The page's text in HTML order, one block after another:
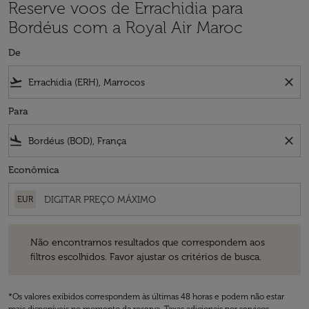
Reserve voos de Errachidia para
Bordéus com a Royal Air Maroc
De
flight_takeoff close
Para
flight_land close
Econômica
EUR
Não encontramos resultados que correspondem aos
filtros escolhidos. Favor ajustar os critérios de busca.
*Os valores exibidos correspondem às últimas 48 horas e podem não estar